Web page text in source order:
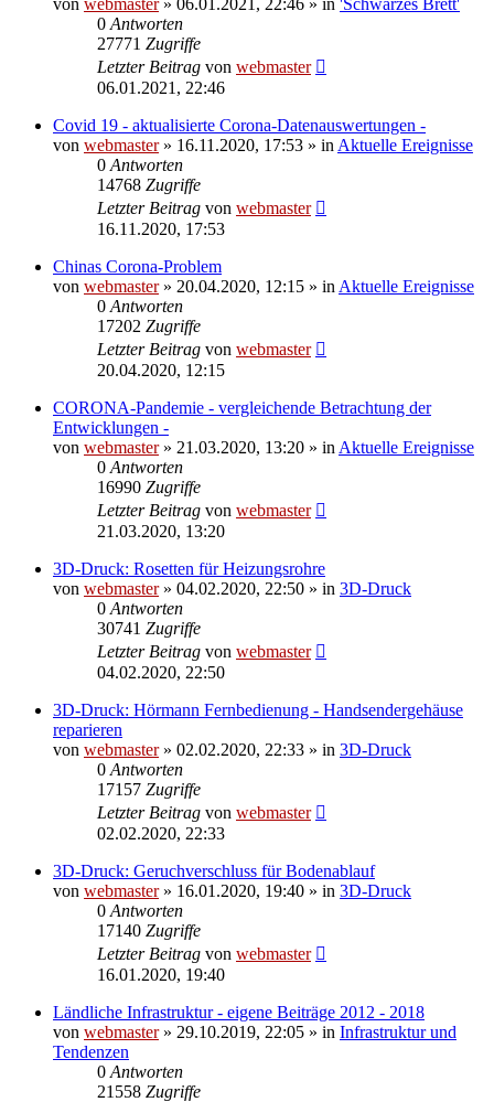
0 Antworten
27771 Zugriffe
Letzter Beitrag von webmaster
06.01.2021, 22:46
Covid 19 - aktualisierte Corona-Datenauswertungen -
von webmaster» 16.11.2020, 17:53 » in Aktuelle Ereignisse
0 Antworten
14768 Zugriffe
Letzter Beitrag von webmaster
16.11.2020, 17:53
Chinas Corona-Problem
von webmaster» 20.04.2020, 12:15 » in Aktuelle Ereignisse
0 Antworten
17202 Zugriffe
Letzter Beitrag von webmaster
20.04.2020, 12:15
CORONA-Pandemie - vergleichende Betrachtung der
Entwicklungen -
von webmaster» 21.03.2020, 13:20 » in Aktuelle Ereignisse
0 Antworten
16990 Zugriffe
Letzter Beitrag von webmaster
21.03.2020, 13:20
3D-Druck: Rosetten für Heizungsrohre
von webmaster» 04.02.2020, 22:50 » in 3D-Druck
0 Antworten
30741 Zugriffe
Letzter Beitrag von webmaster
04.02.2020, 22:50
3D-Druck: Hörmann Fernbedienung - Handsendergehäuse
reparieren
von webmaster» 02.02.2020, 22:33 » in 3D-Druck
0 Antworten
17157 Zugriffe
Letzter Beitrag von webmaster
02.02.2020, 22:33
3D-Druck: Geruchverschluss für Bodenablauf
von webmaster» 16.01.2020, 19:40 » in 3D-Druck
0 Antworten
17140 Zugriffe
Letzter Beitrag von webmaster
16.01.2020, 19:40
Ländliche Infrastruktur - eigene Beiträge 2012 - 2018
von webmaster» 29.10.2019, 22:05 » in Infrastruktur und
Tendenzen
0 Antworten
21558 Zugriffe